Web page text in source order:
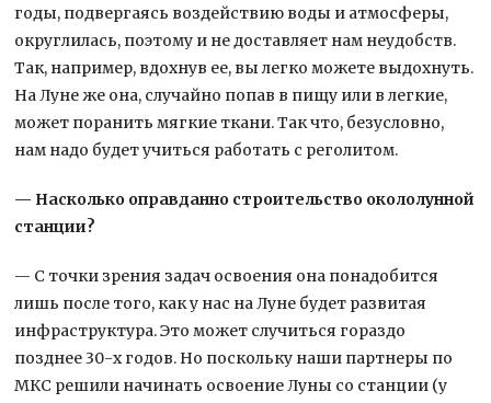
годы, подвергаясь воздействию воды и атмосферы,
округлилась, поэтому и не доставляет нам неудобств.
Так, например, вдохнув ее, вы легко можете выдохнуть.
На Луне же она, случайно попав в пищу или в легкие,
может поранить мягкие ткани. Так что, безусловно,
нам надо будет учиться работать с реголитом.
— Насколько оправданно строительство окололунной
станции?
— С точки зрения задач освоения она понадобится
лишь после того, как у нас на Луне будет развитая
инфраструктура. Это может случиться гораздо
позднее 30-х годов. Но поскольку наши партнеры по
МКС решили начинать освоение Луны со станции (у